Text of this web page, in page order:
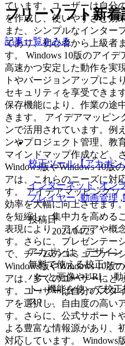
ています。ユーザーは自分
を作成し、使いやすさと効
また、シンプルなインター
であり、初心者から上級者
す。 Windows 10版のアイデ
高速かつ安定した動作を実
トやバージョンアップによ
セキュリティを享受できま
保存機能により、作業の途
きます。 アイデアマッピ
ンで活用されています。例
ンやプロジェクト管理、教
マインドマップ作成など、
Windows版やWindows 10版
アは、これらのニーズに対
す。 アイデアマッピングソ
効率を大幅に向上させます
を短縮し、集中力を高める
表現により、アイデアや概
す。さらに、プレゼンテー
で、チームのコミュニケー
Windows版やWindows 10版
アは、多くのユーザーにと
す。ユーザーは自分のスタ
アを選択し、自由度の高い
す。さらに、公式サポート
よる豊富な情報源があり、
対応しています。 Windows
フリーソフト新着
記事一覧をみる
校正ツール【アカポ
インターネット ,オン
プレイヤー,動画管理 ,
投稿日
2024/04/25
アカポンは、デザイ
無料で使える校正ツ
バーと画像やURL、
ト』機能を使って校
ス）...